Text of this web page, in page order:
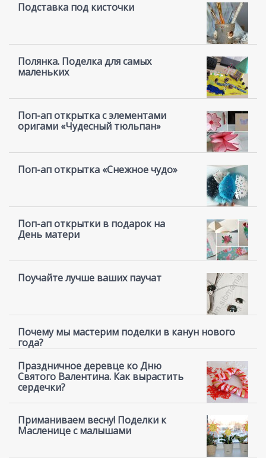
Подставка под кисточки
Полянка. Поделка для самых
маленьких
Поп-ап открытка с элементами
оригами «Чудесный тюльпан»
Поп-ап открытка «Снежное чудо»
Поп-ап открытки в подарок на
День матери
Поучайте лучше ваших паучат
Почему мы мастерим поделки в канун нового
года?
Праздничное деревце ко Дню
Святого Валентина. Как вырастить
сердечки?
Приманиваем весну! Поделки к
Масленице с малышами